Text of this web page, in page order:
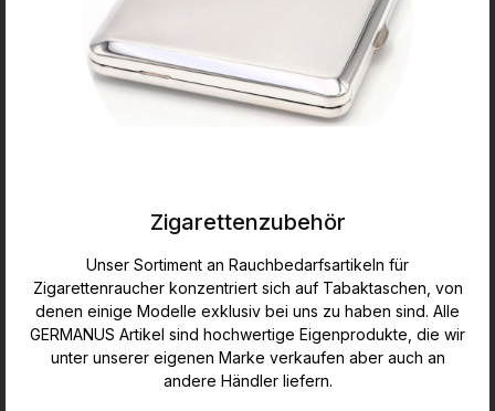
Zigarettenzubehör
Unser Sortiment an Rauchbedarfsartikeln für
Zigarettenraucher konzentriert sich auf Tabaktaschen, von
denen einige Modelle exklusiv bei uns zu haben sind. Alle
GERMANUS Artikel sind hochwertige Eigenprodukte, die wir
unter unserer eigenen Marke verkaufen aber auch an
andere Händler liefern.